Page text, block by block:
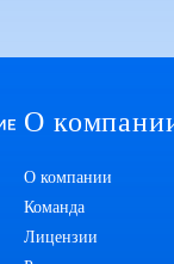
О
О компании
Команда
Лицензии